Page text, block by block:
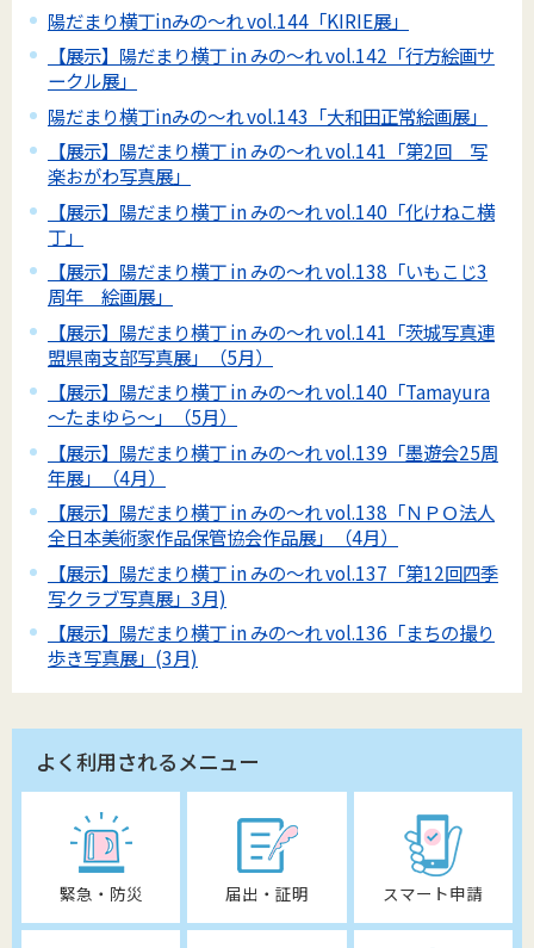
陽だまり横丁inみの～れ vol.144「KIRIE展」
【展示】陽だまり横丁 in みの～れ vol.142「行方絵画サ
ークル展」
陽だまり横丁inみの～れ vol.143「大和田正常絵画展」
【展示】陽だまり横丁 in みの～れ vol.141「第2回 写
楽おがわ写真展」
【展示】陽だまり横丁 in みの～れ vol.140「化けねこ横
丁」
【展示】陽だまり横丁 in みの～れ vol.138「いもこじ3
周年 絵画展」
【展示】陽だまり横丁 in みの～れ vol.141「茨城写真連
盟県南支部写真展」（5月）
【展示】陽だまり横丁 in みの～れ vol.140「Tamayura
～たまゆら～」（5月）
【展示】陽だまり横丁 in みの～れ vol.139「墨遊会25周
年展」（4月）
【展示】陽だまり横丁 in みの～れ vol.138「ＮＰＯ法人
全日本美術家作品保管協会作品展」（4月）
【展示】陽だまり横丁 in みの～れ vol.137「第12回四季
写クラブ写真展」3月)
【展示】陽だまり横丁 in みの～れ vol.136「まちの撮り
歩き写真展」(3月)
よく利用されるメニュー
緊急・防災 届出・証明 スマート申請